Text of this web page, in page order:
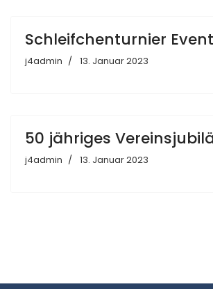
Schleifchenturnier Event
j4admin 13. Januar 2023
50 jähriges
j4admin 13. Januar 2023